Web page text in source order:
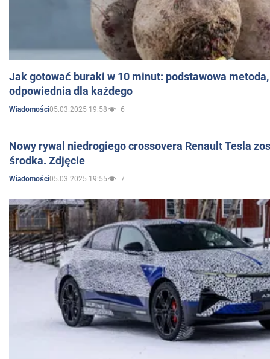
Jak gotować buraki w 10 minut: podstawowa
odpowiednia dla każdego
Wiadomości05.03.2025 19:58 6
Nowy rywal niedrogiego crossovera Renault Tesla
środka. Zdjęcie
Wiadomości05.03.2025 19:55 7